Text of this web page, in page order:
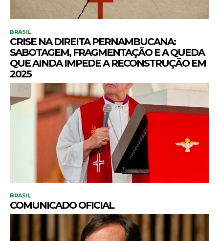
BRASIL
CRISE NA DIREITA PERNAMBUCANA:
SABOTAGEM, FRAGMENTAÇÃO E A QUEDA
QUE AINDA IMPEDE A RECONSTRUÇÃO EM
2025
BRASIL
COMUNICADO OFICIAL